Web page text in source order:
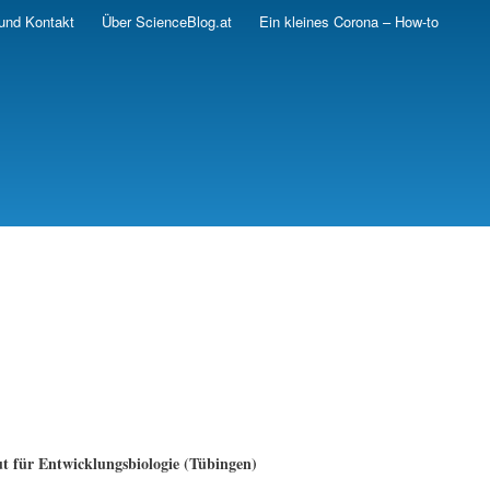
Kontakt Über ScienceBlog.at Ein kleines Corona – How-to
für Entwicklungsbiologie (Tübingen)